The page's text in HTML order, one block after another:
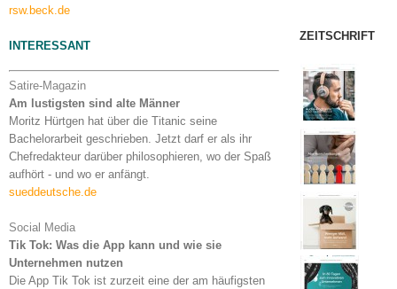
rsw.beck.de
INTERESSANT
Satire-Magazin
Am lustigsten sind alte Männer
Moritz Hürtgen hat über die Titanic seine
Bachelorarbeit geschrieben. Jetzt darf er als ihr
Chefredakteur darüber philosophieren, wo der Spaß
aufhört - und wo er anfängt.
sueddeutsche.de
Social Media
Tik Tok: Was die App kann und wie sie
Unternehmen nutzen
Die App Tik Tok ist zurzeit eine der am häufigsten
ZEITSCHRIFT